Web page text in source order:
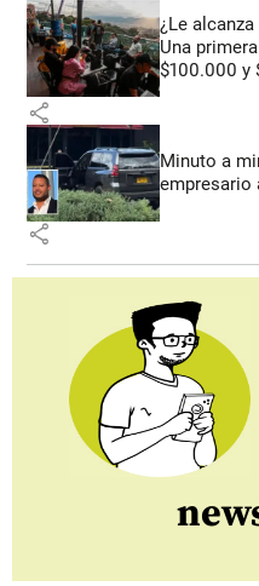
¿Le
Una
$100.000 y
share
Minuto a
empresario
share